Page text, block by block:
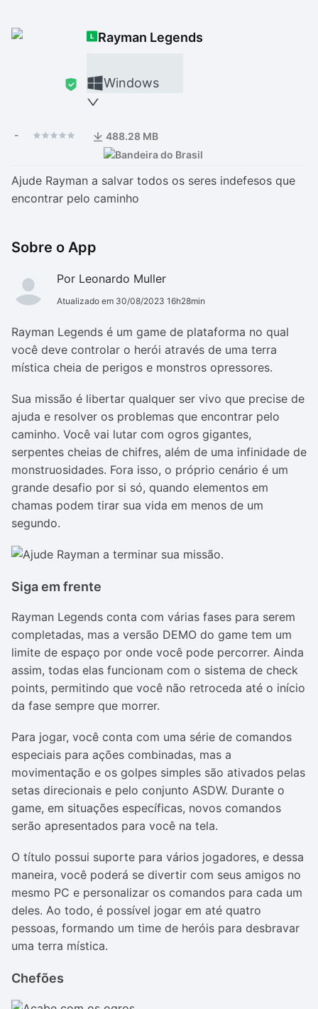
Rayman Legends
Windows
- 488.28 MB
Ajude Rayman a salvar todos os seres indefesos que
encontrar pelo caminho
Sobre o App
Por Leonardo Muller
Atualizado em 30/08/2023 16h28min
Rayman Legends é um game de plataforma no qual
você deve controlar o herói através de uma terra
mística cheia de perigos e monstros opressores.
Sua missão é libertar qualquer ser vivo que precise de
ajuda e resolver os problemas que encontrar pelo
caminho. Você vai lutar com ogros gigantes,
serpentes cheias de chifres, além de uma infinidade de
monstruosidades. Fora isso, o próprio cenário é um
grande desafio por si só, quando elementos em
chamas podem tirar sua vida em menos de um
segundo.
Siga em frente
Rayman Legends conta com várias fases para serem
completadas, mas a versão DEMO do game tem um
limite de espaço por onde você pode percorrer. Ainda
assim, todas elas funcionam com o sistema de check
points, permitindo que você não retroceda até o início
da fase sempre que morrer.
Para jogar, você conta com uma série de comandos
especiais para ações combinadas, mas a
movimentação e os golpes simples são ativados pelas
setas direcionais e pelo conjunto ASDW. Durante o
game, em situações específicas, novos comandos
serão apresentados para você na tela.
O título possui suporte para vários jogadores, e dessa
maneira, você poderá se divertir com seus amigos no
mesmo PC e personalizar os comandos para cada um
deles. Ao todo, é possível jogar em até quatro
pessoas, formando um time de heróis para desbravar
uma terra mística.
Chefões